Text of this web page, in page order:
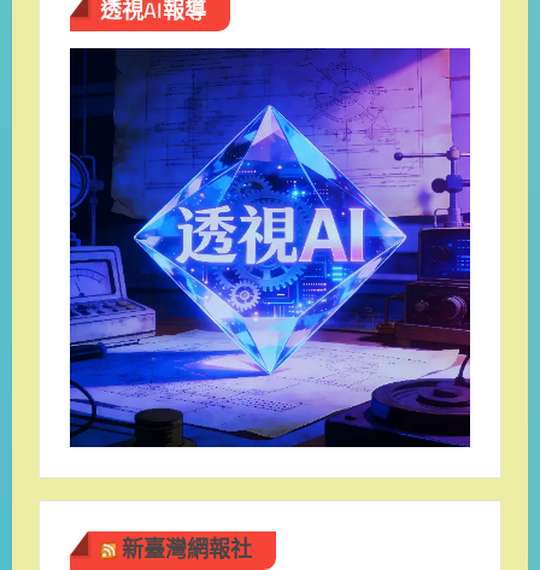
透視AI報導
新臺灣網報社